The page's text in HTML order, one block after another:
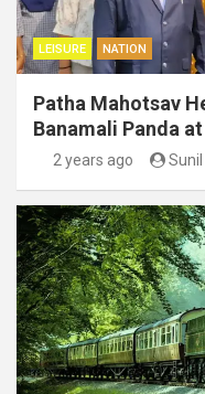
LEISURE NATION
Patha Mahotsav
Banamali Panda
2 years ago